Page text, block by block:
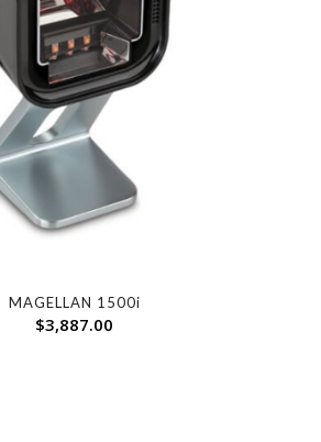
MAGELLAN 1500i
$3,887.00